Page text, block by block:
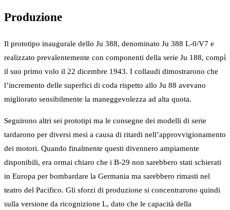
Produzione
Il prototipo inaugurale dello Ju 388, denominato Ju 388 L-0/V7 e
realizzato prevalentemente con componenti della serie Ju 188, compì
il suo primo volo il 22 dicembre 1943. I collaudi dimostrarono che
l’incremento delle superfici di coda rispetto allo Ju 88 avevano
migliorato sensibilmente la maneggevolezza ad alta quota.
Seguirono altri sei prototipi ma le consegne dei modelli di serie
tardarono per diversi mesi a causa di ritardi nell’approvvigionamento
dei motori. Quando finalmente questi divennero ampiamente
disponibili, era ormai chiaro che i B-29 non sarebbero stati schierati
in Europa per bombardare la Germania ma sarebbero rimasti nel
teatro del Pacifico. Gli sforzi di produzione si concentrarono quindi
sulla versione da ricognizione L, dato che le capacità della